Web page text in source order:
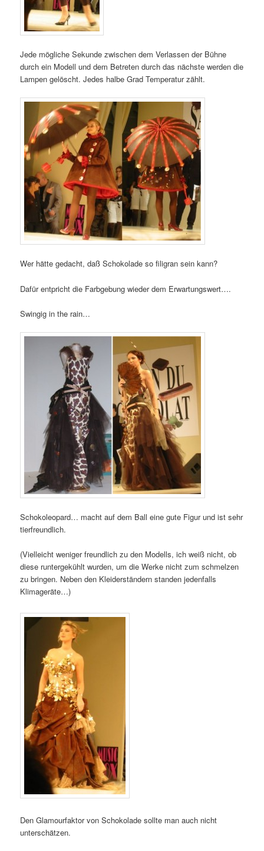
Jede mögliche Sekunde zwischen dem Verlassen der Bühne
durch ein Modell und dem Betreten durch das nächste werden die
Lampen gelöscht. Jedes halbe Grad Temperatur zählt.
Wer hätte gedacht, daß Schokolade so filigran sein kann?
Dafür entpricht die Farbgebung wieder dem Erwartungswert….
Swingig in the rain…
Schokoleopard… macht auf dem Ball eine gute Figur und ist sehr
tierfreundlich.
(Vielleicht weniger freundlich zu den Modells, ich weiß nicht, ob
diese runtergekühlt wurden, um die Werke nicht zum schmelzen
zu bringen. Neben den Kleiderständern standen jedenfalls
Klimageräte…)
Den Glamourfaktor von Schokolade sollte man auch nicht
unterschätzen.